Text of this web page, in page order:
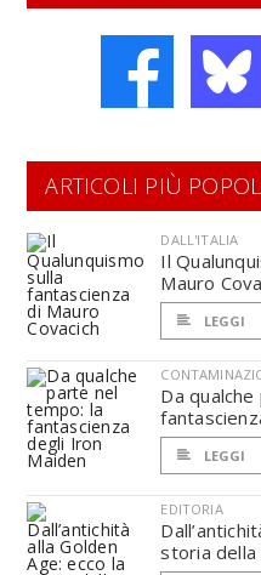
ARTICOLI PIÙ
DALL'ITALIA
Il
Mauro
LEGGI
Da
LEGGI
EDITORIA
storia